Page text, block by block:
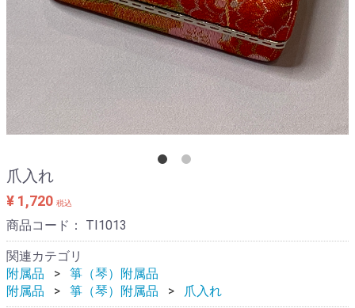
爪入れ
¥ 1,720 税込
商品コード： TI1013
関連カテゴリ
附属品
箏（琴）附属品
附属品
箏（琴）附属品 爪入れ